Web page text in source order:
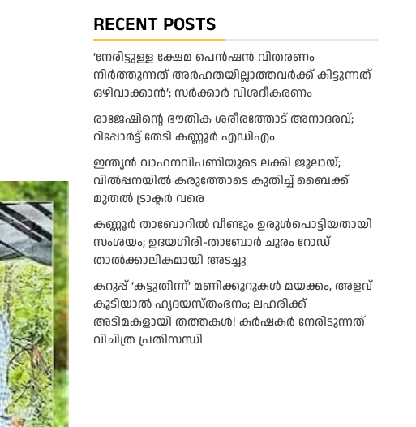
RECENT POSTS
‘നേരിട്ടുള്ള ക്ഷേമ പെൻഷൻ വിതരണം
നി‍‍ർത്തുന്നത് അർഹതയില്ലാത്തവർക്ക് കിട്ടുന്നത്
ഒഴിവാക്കാൻ’; സർക്കാ‍ർ വിശദീകരണം
രാജേഷിന്റെ ഭൗതിക ശരീരത്തോട് അനാദരവ്;
റിപ്പോർട്ട് തേടി കണ്ണൂർ എഡിഎം
ഇന്ത്യൻ വാഹനവിപണിയുടെ ലക്കി ജൂലായ്;
വിൽപ്പനയിൽ കരുത്തോടെ കുതിച്ച് ബൈക്ക്
മുതൽ ട്രാക്ടർ വരെ
കണ്ണൂർ താബോറിൽ വീണ്ടും ഉരുൾപൊട്ടിയതായി
സംശയം; ഉദയഗിരി-താബോർ ചുരം റോഡ്
താൽക്കാലികമായി അടച്ചു
കറുപ്പ് ‘കട്ടുതിന്ന്’ മണിക്കൂറുകൾ മയക്കം, അളവ്
കൂടിയാൽ ഹൃദയസ്തംഭനം; ലഹരിക്ക്
അടിമകളായി തത്തകള്‍! കർഷകർ നേരിടുന്നത്
വിചിത്ര പ്രതിസന്ധി